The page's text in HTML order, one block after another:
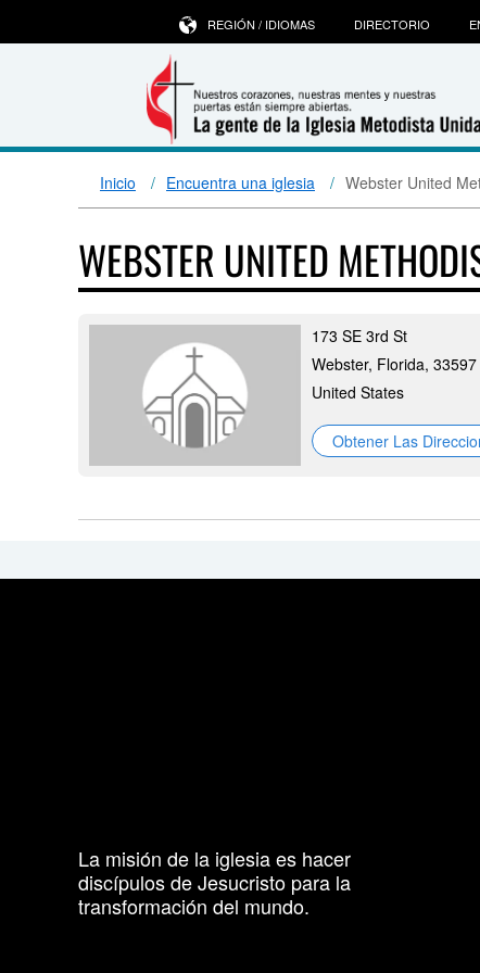
REGIÓN / IDIOMAS DIRECTORIO
Inicio Encuentra una iglesia Webster United
WEBSTER UNITED
173 SE 3rd St
Webster, Florida, 33597
United States
Obtener Las
La misión de la iglesia es hacer
discípulos de Jesucristo para la
transformación del mundo.